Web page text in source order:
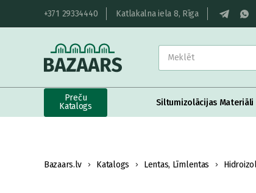
+371 29334440 Katlakalna iela 8, Rīga
Preču
Katalogs
Siltumizolācijas Materiāli
Bazaars.lv Katalogs Lentas, Līmlentas